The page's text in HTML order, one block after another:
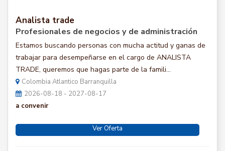
Analista trade
Profesionales de negocios y de administración
Estamos buscando personas con mucha actitud y ganas de
trabajar para desempeñarse en el cargo de ANALISTA
TRADE, queremos que hagas parte de la famili...
Colombia Atlantico Barranquilla
2026-08-18 - 2027-08-17
a convenir
Ver Oferta